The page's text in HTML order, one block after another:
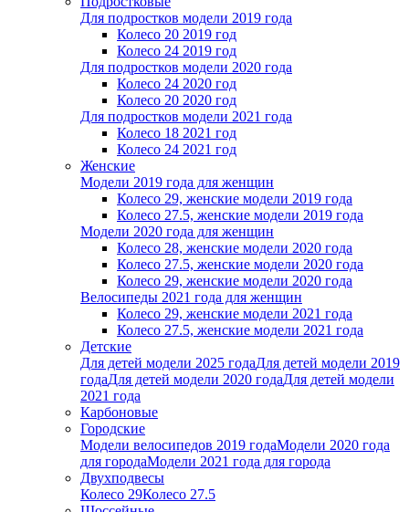
Для подростков модели 2019 года
Колесо 20 2019 год
Колесо 24 2019 год
Для подростков модели 2020 года
Колесо 24 2020 год
Колесо 20 2020 год
Для подростков модели 2021 года
Колесо 18 2021 год
Колесо 24 2021 год
Женскиe
Модели 2019 года для женщин
Колесо 29, женские модели 2019 года
Колесо 27.5, женские модели 2019 года
Модели 2020 года для женщин
Колесо 28, женские модели 2020 года
Колесо 27.5, женские модели 2020 года
Колесо 29, женские модели 2020 года
Велосипеды 2021 года для женщин
Колесо 29, женские модели 2021 года
Колесо 27.5, женские модели 2021 года
Детские
Для детей модели 2025 годаДля детей модели 2019
годаДля детей модели 2020 годаДля детей модели
2021 года
Карбоновые
Городские
Модели велосипедов 2019 годаМодели 2020 года
для городаМодели 2021 года для города
Двухподвесы
Колесо 29Колесо 27.5